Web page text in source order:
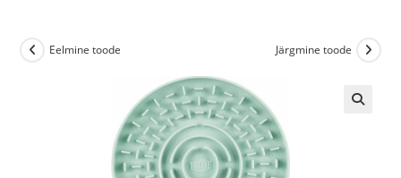
Eelmine toode Järgmine toode